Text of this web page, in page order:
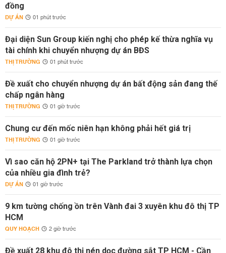
đồng
DỰ ÁN 01 phút trước
Đại diện Sun Group kiến nghị cho phép kế thừa nghĩa vụ
tài chính khi chuyển nhượng dự án BĐS
THỊ TRƯỜNG 01 phút trước
Đề xuất cho chuyển nhượng dự án bất động sản đang thế
chấp ngân hàng
THỊ TRƯỜNG 01 giờ trước
Chung cư đến mốc niên hạn không phải hết giá trị
THỊ TRƯỜNG 01 giờ trước
Vì sao căn hộ 2PN+ tại The Parkland trở thành lựa chọn
của nhiều gia đình trẻ?
DỰ ÁN 01 giờ trước
9 km tường chống ồn trên Vành đai 3 xuyên khu đô thị TP
HCM
QUY HOẠCH 2 giờ trước
Đề xuất 28 khu đô thị nén dọc đường sắt TP HCM - Cần